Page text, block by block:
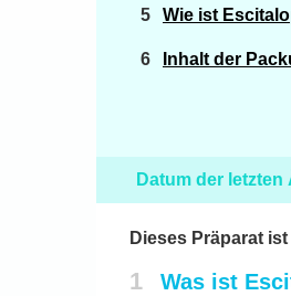
Wie ist
Inhalt der
Datum der
Dieses Präparat
1 Was ist